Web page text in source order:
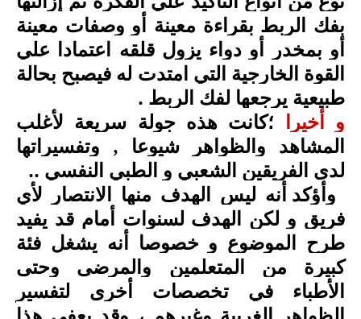
بفك الربط بقراءة معينة أو وصفات معينة
أو بمخدر أو دواء يزول قلقه اعتمادا علي
القوة الخارجية التي امتدت له فيصبح بحالة
طبيعية يرجعها لفك الربط .
و أخيرا ؛كانت هذه جولة سريعة لأغلب
المشاهد والظواهر شيوعا , وتفسيراتها
لدى الفريقين الشعبي و الطبي النفسي ..
وأؤكد أنه ليس الهدف منها الانتصار لأي
فريق و لكن الهدف لسنوات أمام قد يفيد
طرح الموضوع و خصوصا أنه يشغل فئة
كبيرة من المتعلمين والمرضى وحتى
الأطباء في تخصصات أخرى لتفسير